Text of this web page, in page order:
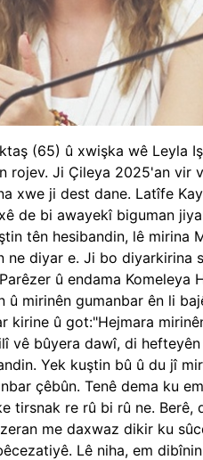
(65) û xwişka wê Leyla
rojev. Ji Çileya 2025'an vir
xwe ji dest dane. Latîfe
de bi awayekî biguman
tên hesibandin, lê mirina
ne diyar e. Ji bo diyarkirina
û endama Komeleya
û mirinên gumanbar ên li
kirine û got:"Hejmara
vê bûyera dawî, di
Yek kuştin bû û du jî
çêbûn. Tenê dema ku
tirsnak re rû bi rû ne. Berê,
me daxwaz dikir ku
Lê niha, em